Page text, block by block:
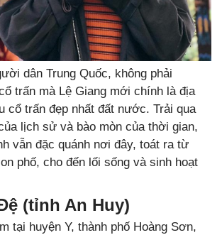
dân Trung Quốc, không phải
trấn mà Lệ Giang mới chính là địa
cổ trấn đẹp nhất đất nước. Trải qua
lịch sử và bào mòn của thời gian,
vẫn đặc quánh nơi đây, toát ra từ
phố, cho đến lối sống và sinh hoạt
(tỉnh An Huy)
tại huyện Y, thành phố Hoàng Sơn,